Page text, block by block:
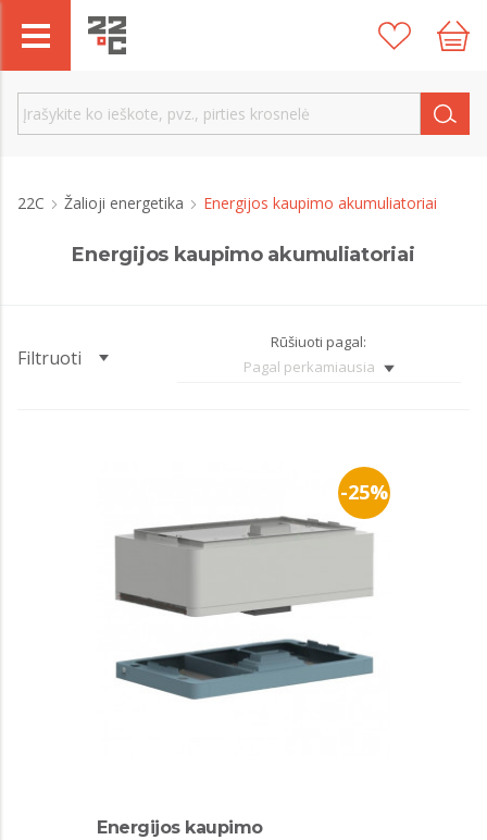
22C Žalioji energetika Energijos kaupimo akumuliatoriai
Energijos kaupimo akumuliatoriai
Filtruoti
Rūšiuoti pagal:
Pagal perkamiausia
-25%
Energijos kaupimo